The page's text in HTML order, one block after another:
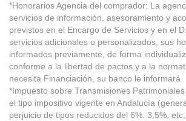
*Honorarios Agencia del comprador: La
servicios de información, asesoramiento y
previstos en el Encargo de Servicios y en el
servicios adicionales o personalizados, sus
informados previamente, de forma
conforme a la libertad de pactos y a la
necesita Financiación, su banco le informará
*Impuesto sobre Transmisiones
el tipo impositivo vigente en Andalucía
perjuicio de tipos reducidos del 6%. 3,5%,